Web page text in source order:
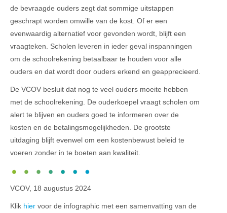
de bevraagde ouders zegt dat sommige uitstappen
geschrapt worden omwille van de kost. Of er een
evenwaardig alternatief voor gevonden wordt, blijft een
vraagteken. Scholen leveren in ieder geval inspanningen
om de schoolrekening betaalbaar te houden voor alle
ouders en dat wordt door ouders erkend en geapprecieerd.
De VCOV besluit dat nog te veel ouders moeite hebben
met de schoolrekening. De ouderkoepel vraagt scholen om
alert te blijven en ouders goed te informeren over de
kosten en de betalingsmogelijkheden. De grootste
uitdaging blijft evenwel om een kostenbewust beleid te
voeren zonder in te boeten aan kwaliteit.
VCOV, 18 augustus 2024
Klik hier voor de infographic met een samenvatting van de